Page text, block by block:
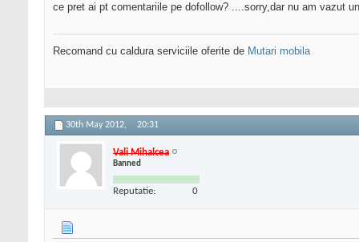
ce pret ai pt comentariile pe dofollow? ....sorry,dar nu am vazut
Recomand cu caldura serviciile oferite de Mutari mobila
30th May 2012, 20:31
Vali Mihalcea
Banned
Reputatie: 0